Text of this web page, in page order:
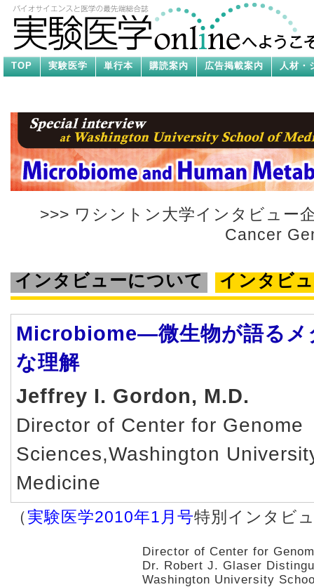
TOP 実験医学 単行本 購読案内 広告掲載案内 人材・
>>> ワシントン大学インタビュー
Cancer
インタビューについて インタビ
Microbiome―微生物が語るメ
な理解
Jeffrey I. Gordon, M.D.
Director of Center for Genome
Sciences,Washington
Medicine
（実験医学2010年1月号特別インタビ
Director of Center for
Dr. Robert J. Glaser
Washington University